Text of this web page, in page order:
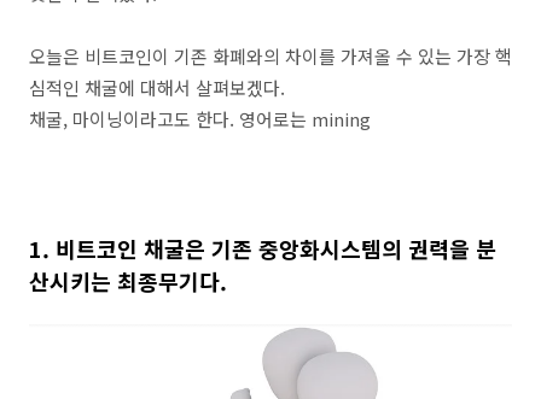
오늘은 비트코인이 기존 화폐와의 차이를 가져올 수 있는 가장 핵
심적인 채굴에 대해서 살펴보겠다.
채굴, 마이닝이라고도 한다. 영어로는 mining
1. 비트코인 채굴은 기존 중앙화시스템의 권력을 분
산시키는 최종무기다.